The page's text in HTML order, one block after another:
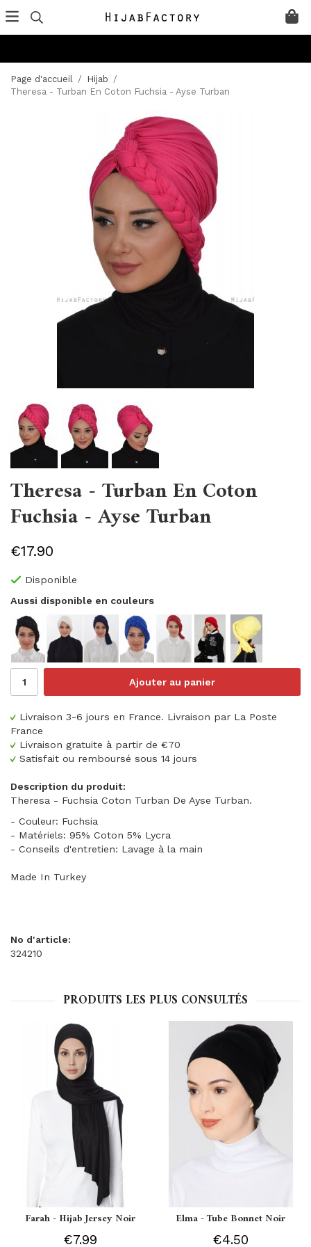
Page d'accueil / Hijab /
Theresa - Turban En Coton Fuchsia - Ayse Turban
Theresa - Turban En Coton
Fuchsia - Ayse Turban
€17.90
Disponible
Aussi disponible en couleurs
Ajouter au panier
Livraison 3-6 jours en France. Livraison par La Poste
France
Livraison gratuite à partir de €70
Satisfait ou remboursé sous 14 jours
Description du produit:
Theresa - Fuchsia Coton Turban De Ayse Turban.
- Couleur: Fuchsia
- Matériels: 95% Coton 5% Lycra
- Conseils d'entretien: Lavage à la main
Made In Turkey
No d'article:
324210
PRODUITS LES PLUS CONSULTÉS
Farah - Hijab Jersey Noir
€7.99
Elma - Tube Bonnet Noir
€4.50